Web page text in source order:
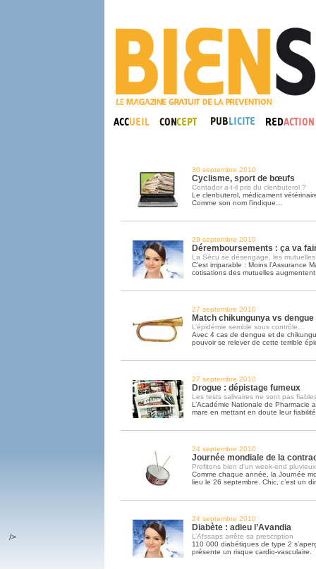
30 septembre 2010
Cyclisme, sport de bœufs
Contador a-t-il pris du clenbuterol ?
Le clenbuterol, médicament
Comme son nom l’indique…
29 septembre 2010
Déremboursements : ça va
La Sécu se désengage, les
C’est imparable : Moins l’Assurance
cotisations des mutuelles
27 septembre 2010
Match chikungunya vs
L’épidémie semble sous contrôle…
Avec 4 cas de dengue et de
pouvoir se relever de cette terrible
27 septembre 2010
Drogue : dépistage fumeux
Les tests salivaires ne sont pas
L’Académie Nationale de Pharmacie
mare en mettant en doute leur
24 septembre 2010
Journée mondiale de la
Profitons bien d'un week-end
Comme chaque année, la Journée
lieu le 26 septembre. Chic, c’est un
24 septembre 2010
Diabète : adieu l’Avandia
L’Afssaps arrête sa prescription
110 000 diabétiques de type 2
présente un risque cardio-vasculaire.
/>